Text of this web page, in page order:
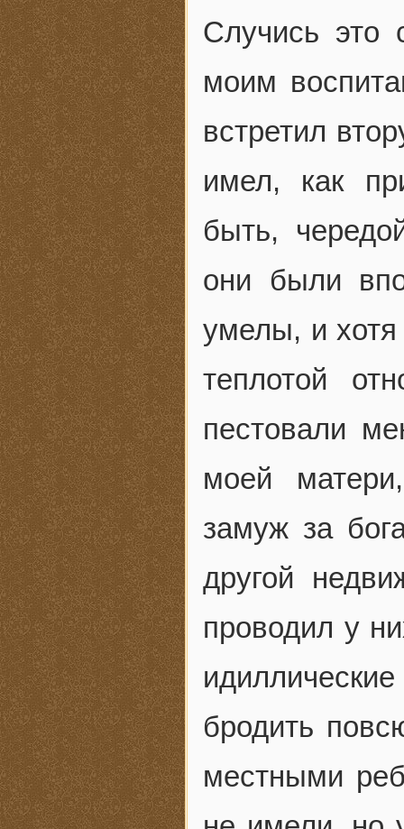
Случись это
моим
встретил
имел, как
быть,
они были
умелы, и
теплотой
пестовали
моей
замуж за
другой
проводил у
бродить
местными